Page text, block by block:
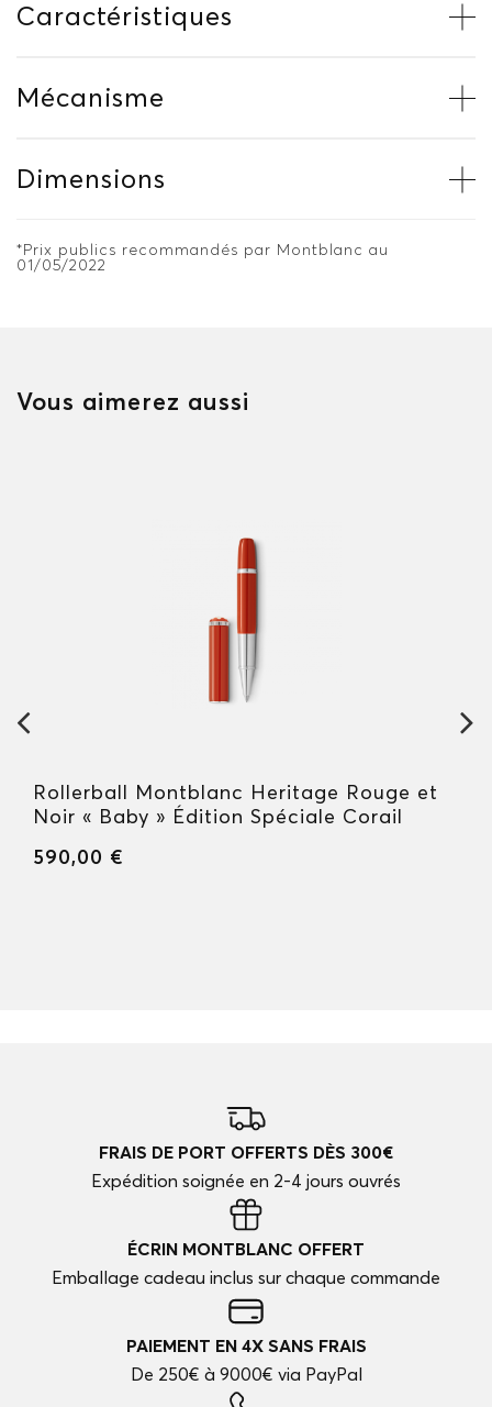
Caractéristiques
Mécanisme
Dimensions
*Prix publics recommandés par Montblanc au
01/05/2022
Vous aimerez aussi
Rollerball Montblanc Heritage Rouge et
Noir « Baby » Édition Spéciale Corail
590,00 €
FRAIS DE PORT OFFERTS DÈS 300€
Expédition soignée en 2-4 jours ouvrés
ÉCRIN MONTBLANC OFFERT
Emballage cadeau inclus sur chaque commande
PAIEMENT EN 4X SANS FRAIS
De 250€ à 9000€ via PayPal